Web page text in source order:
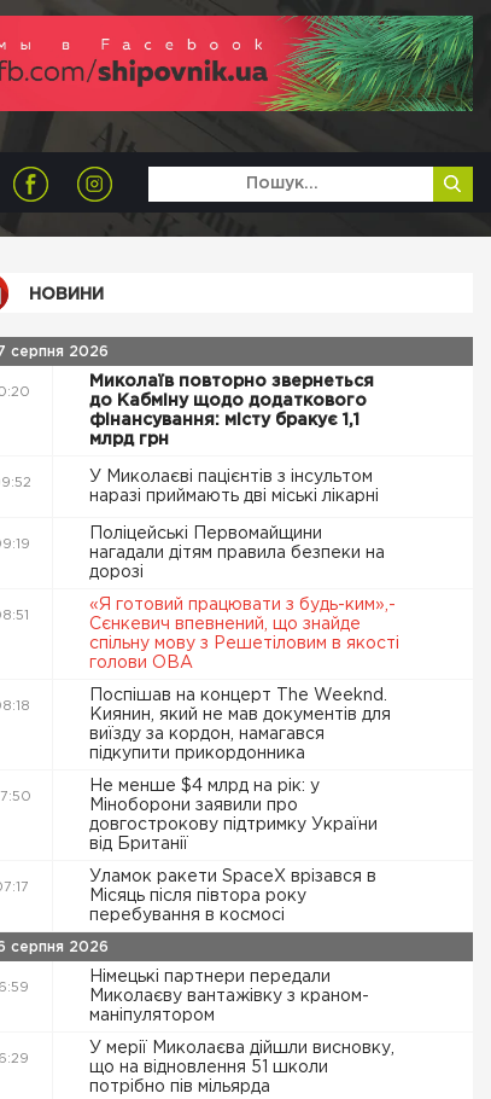
НОВИНИ
серпня 2026
Миколаїв повторно звернеться
до Кабміну щодо додаткового
фінансування: місту бракує 1,1
млрд грн
У Миколаєві пацієнтів з інсультом
наразі приймають дві міські лікарні
Поліцейські Первомайщини
нагадали дітям правила безпеки на
дорозі
«Я готовий працювати з будь-ким»,-
Сєнкевич впевнений, що знайде
спільну мову з Решетіловим в якості
голови ОВА
Поспішав на концерт The Weeknd.
Киянин, який не мав документів для
виїзду за кордон, намагався
підкупити прикордонника
Не менше $4 млрд на рік: у
Міноборони заявили про
довгострокову підтримку України
від Британії
Уламок ракети SpaceX врізався в
Місяць після півтора року
перебування в космосі
серпня 2026
Німецькі партнери передали
Миколаєву вантажівку з краном-
маніпулятором
У мерії Миколаєва дійшли висновку,
що на відновлення 51 школи
потрібно пів мільярда